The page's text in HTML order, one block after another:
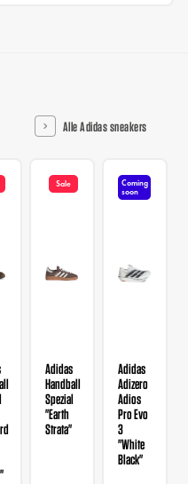
Alle Adidas sneakers
Sale
Adidas
Handball
Spezial
"Earth
Strata"
Coming
soon
Adidas
Adizero
Adios
Pro Evo
3
"White
Black"